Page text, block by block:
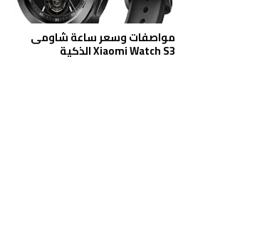
مواصفات وسعر ساعة شاومى
Xiaomi Watch S3 الذكية